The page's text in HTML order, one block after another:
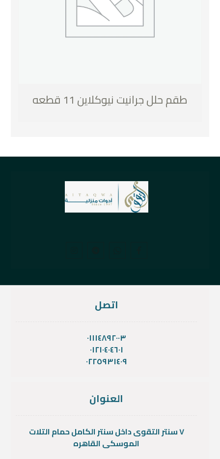
طقم حلل جرانيت نيوكلاين 11 قطعه
اتصل
٠١١١٤٨٩٢٠٠٣
٠١٢١٠٤٠٤٦٠١
٠٢٢٥٩٣١٤٠٩
العنوان
٧ سنتر التقوى داخل سنتر الكامل حمام التلات
الموسكى القاهره